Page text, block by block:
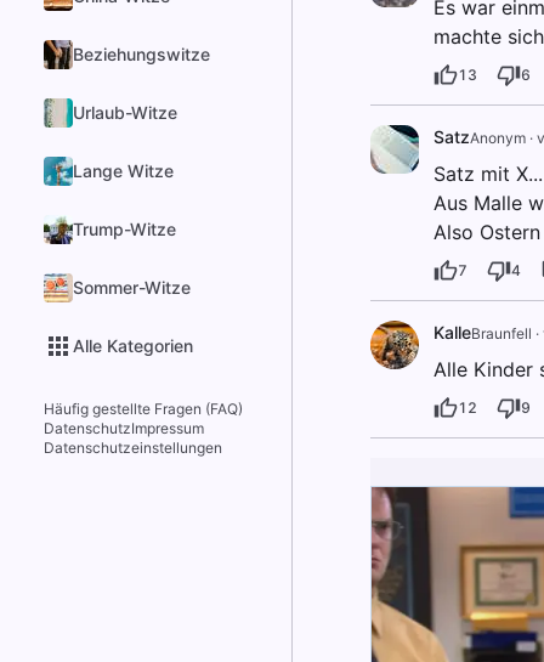
Beziehungswitze
Urlaub-Witze
Lange Witze
Trump-Witze
Sommer-Witze
Alle Kategorien
Häufig gestellte Fragen (FAQ)
DatenschutzImpressum
Datenschutzeinstellungen
Es war
machte
13 6
SatzAnonym·
Satz mit X...
Aus Malle
Also
7 4
KalleBraunfell ·
Alle Kinder
12 9